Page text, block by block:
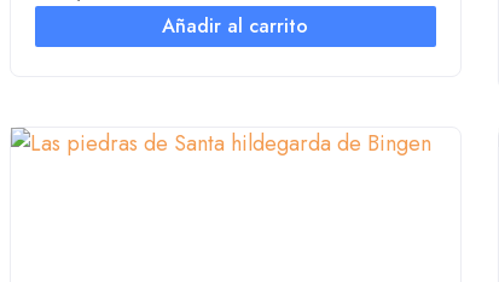
Añadir al carrito